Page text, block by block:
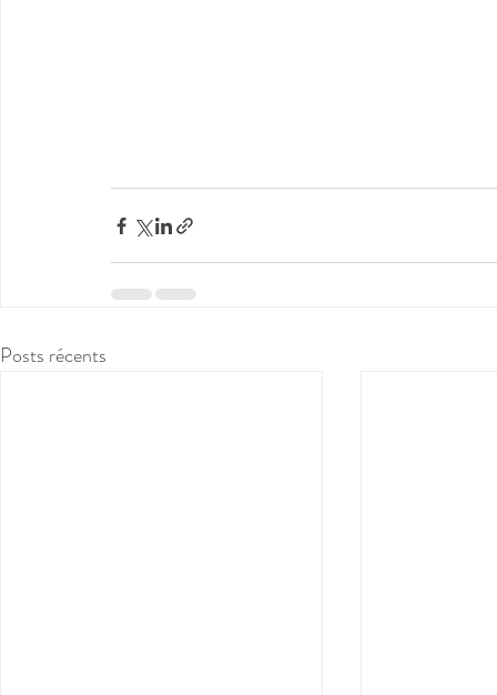
Posts récents